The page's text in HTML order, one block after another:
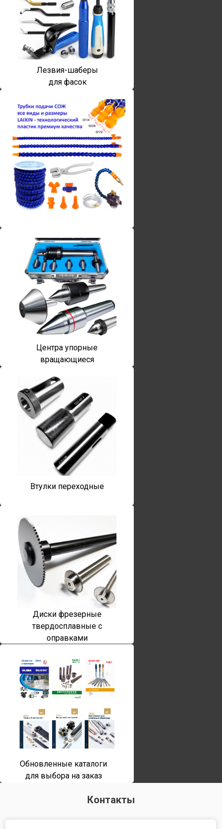
Лезвия-шаберы
для фасок
Винты torx
Центра упорные
вращающиеся
Втулки переходные
Диски фрезерные
твердосплавные с
оправками
Обновленные каталоги
для выбора на заказ
Контакты